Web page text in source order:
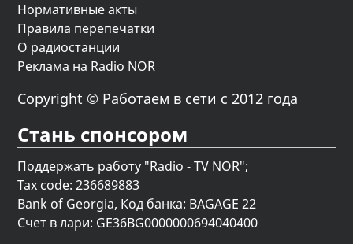
Нормативные акты
Правила перепечатки
О радиостанции
Реклама на Radio NOR
Copyright © Работаем в сети с 2012 года
Стань спонсором
Поддержать работу "Radio - TV NOR";
Tax code: 236689883
Bank of Georgia, Код банка: BAGAGE 22
Счет в лари: GE36BG0000000694040400